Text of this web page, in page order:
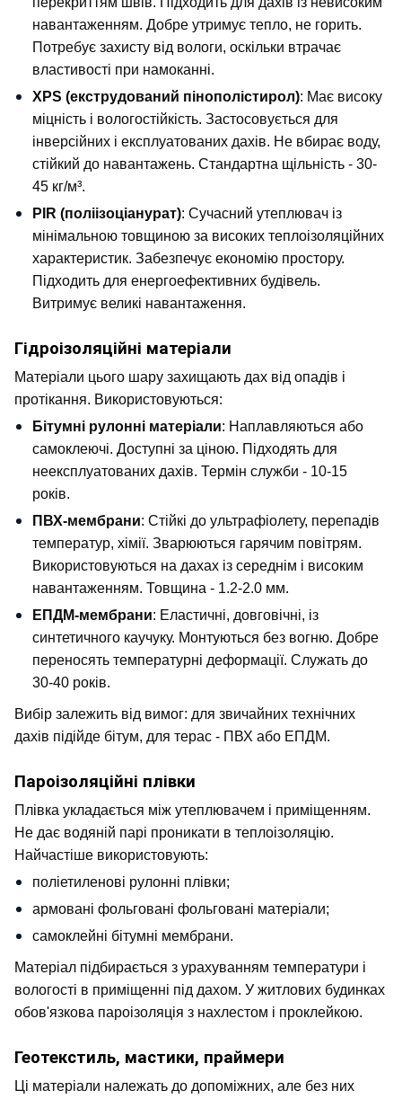
навантаженням. Добре утримує тепло, не горить.
Потребує захисту від вологи, оскільки втрачає
властивості при намоканні.
XPS (екструдований пінополістирол): Має високу
міцність і вологостійкість. Застосовується для
інверсійних і експлуатованих дахів. Не вбирає воду,
стійкий до навантажень. Стандартна щільність - 30-
45 кг/м³.
PIR (поліізоціанурат): Сучасний утеплювач із
мінімальною товщиною за високих теплоізоляційних
характеристик. Забезпечує економію простору.
Підходить для енергоефективних будівель.
Витримує великі навантаження.
Гідроізоляційні матеріали
Матеріали цього шару захищають дах від опадів і
протікання. Використовуються:
Бітумні рулонні матеріали: Наплавляються або
самоклеючі. Доступні за ціною. Підходять для
неексплуатованих дахів. Термін служби - 10-15
років.
ПВХ-мембрани: Стійкі до ультрафіолету, перепадів
температур, хімії. Зварюються гарячим повітрям.
Використовуються на дахах із середнім і високим
навантаженням. Товщина - 1.2-2.0 мм.
ЕПДМ-мембрани: Еластичні, довговічні, із
синтетичного каучуку. Монтуються без вогню. Добре
переносять температурні деформації. Служать до
30-40 років.
Вибір залежить від вимог: для звичайних технічних
дахів підійде бітум, для терас - ПВХ або ЕПДМ.
Пароізоляційні плівки
Плівка укладається між утеплювачем і приміщенням.
Не дає водяній парі проникати в теплоізоляцію.
Найчастіше використовують:
поліетиленові рулонні плівки;
армовані фольговані фольговані матеріали;
самоклейні бітумні мембрани.
Матеріал підбирається з урахуванням температури і
вологості в приміщенні під дахом. У житлових будинках
обов'язкова пароізоляція з нахлестом і проклейкою.
Геотекстиль, мастики, праймери
Ці матеріали належать до допоміжних, але без них